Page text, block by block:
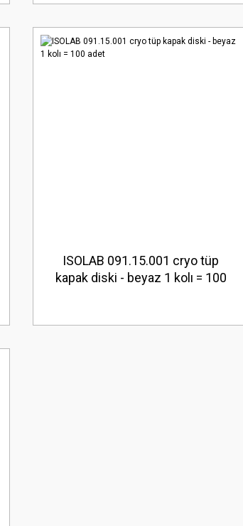
ISOLAB 091.15.001 cryo tüp
kapak diski - beyaz 1 kolı = 100